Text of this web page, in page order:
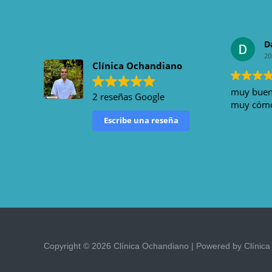
Clínica Ochandiano
2 reseñas Google
Escribe una reseña
muy
muy
Copyright © 2026 Clínica Ochandiano | Powered by Clínica